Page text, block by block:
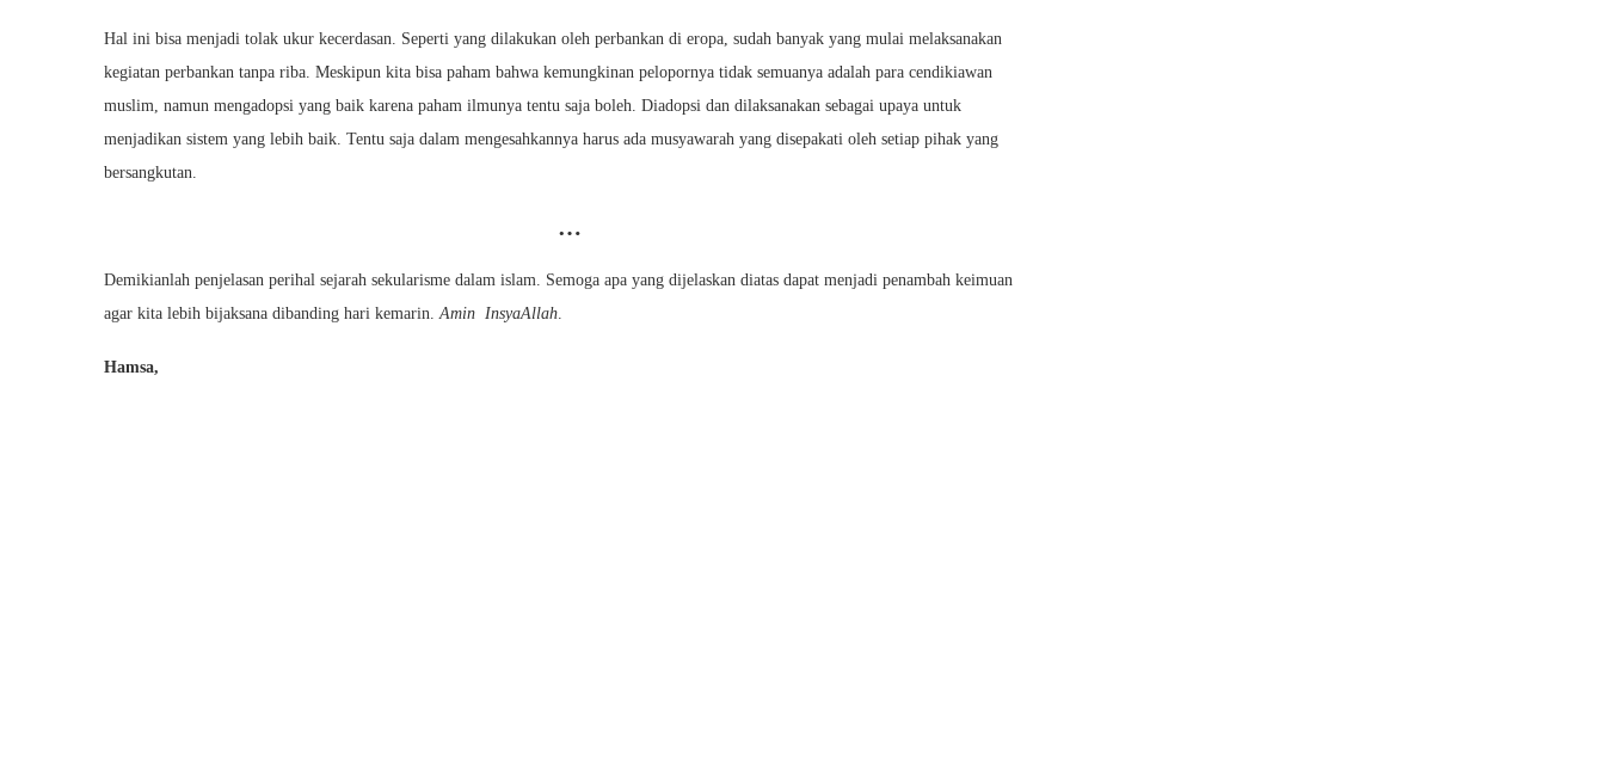
Hal ini bisa menjadi tolak ukur kecerdasan. Seperti yang dilakukan oleh perbankan di eropa, sudah banyak yang mulai melaksanakan
kegiatan perbankan tanpa riba. Meskipun kita bisa paham bahwa kemungkinan pelopornya tidak semuanya adalah para cendikiawan
muslim, namun mengadopsi yang baik karena paham ilmunya tentu saja boleh. Diadopsi dan dilaksanakan sebagai upaya untuk
menjadikan sistem yang lebih baik. Tentu saja dalam mengesahkannya harus ada musyawarah yang disepakati oleh setiap pihak yang
bersangkutan.
…
Demikianlah penjelasan perihal sejarah sekularisme dalam islam. Semoga apa yang dijelaskan diatas dapat menjadi penambah keimuan
agar kita lebih bijaksana dibanding hari kemarin.Amin InsyaAllah.
Hamsa,